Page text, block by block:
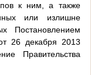
к ним, а также
или излишне
Постановлением
26 декабря 2013
Правительства